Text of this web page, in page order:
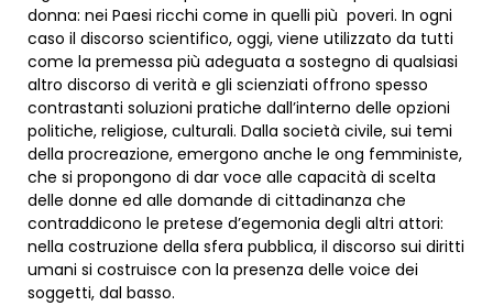
donna: nei Paesi ricchi come in quelli più poveri. In ogni
caso il discorso scientifico, oggi, viene utilizzato da tutti
come la premessa più adeguata a sostegno di qualsiasi
altro discorso di verità e gli scienziati offrono spesso
contrastanti soluzioni pratiche dall’interno delle opzioni
politiche, religiose, culturali. Dalla società civile, sui temi
della procreazione, emergono anche le ong femministe,
che si propongono di dar voce alle capacità di scelta
delle donne ed alle domande di cittadinanza che
contraddicono le pretese d’egemonia degli altri attori:
nella costruzione della sfera pubblica, il discorso sui diritti
umani si costruisce con la presenza delle voice dei
soggetti, dal basso.